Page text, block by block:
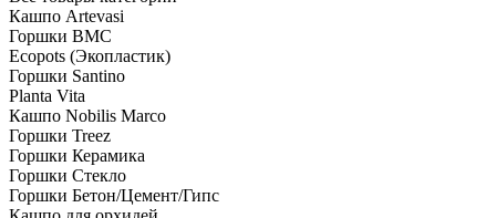
Кашпо Artevasi
Горшки BMC
Ecopots (Экопластик)
Горшки Santino
Planta Vita
Кашпо Nobilis Marco
Горшки Treez
Горшки Керамика
Горшки Стекло
Горшки Бетон/Цемент/Гипс